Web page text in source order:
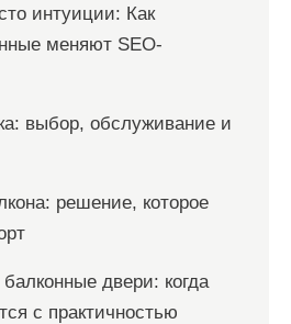
интуиции: Как
меняют SEO-
выбор, обслуживание и
решение, которое
двери: когда
с практичностью